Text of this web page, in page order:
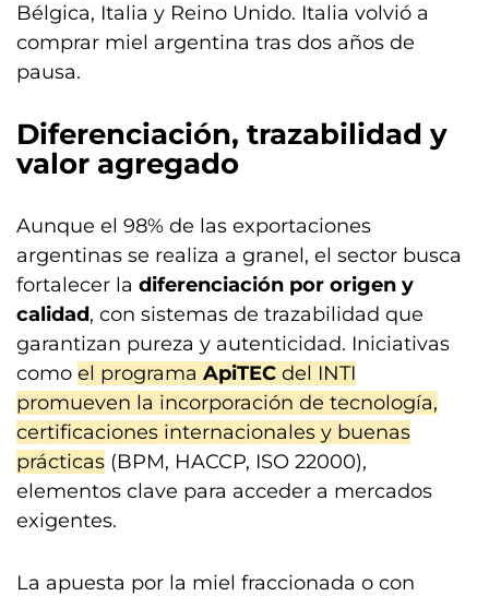
Bélgica, Italia y Reino Unido. Italia volvió a
comprar miel argentina tras dos años de
pausa.
Diferenciación, trazabilidad y
valor agregado
Aunque el 98% de las exportaciones
argentinas se realiza a granel, el sector busca
fortalecer la diferenciación por origen y
calidad, con sistemas de trazabilidad que
garantizan pureza y autenticidad. Iniciativas
como el programa ApiTEC del INTI
promueven la incorporación de tecnología,
certificaciones internacionales y buenas
prácticas (BPM, HACCP, ISO 22000),
elementos clave para acceder a mercados
exigentes.
La apuesta por la miel fraccionada o con